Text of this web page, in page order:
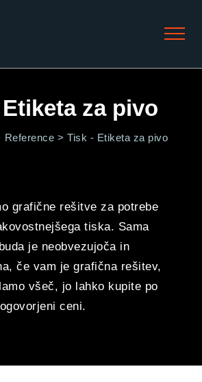
za pivo
Reference > Tisk - Etiketa za pivo
grafične rešitve za potrebe
tiska. Sama
je neobvezujoča in
če vam je grafična rešitev,
všeč, jo lahko kupite po
ceni.